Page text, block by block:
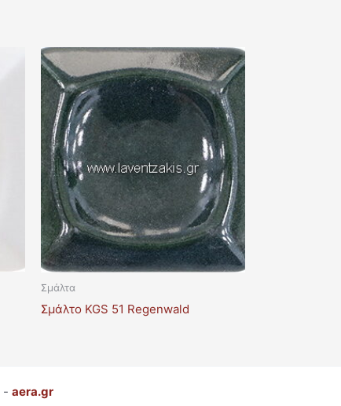
Σμάλτα
Σμάλτο KGS 51 Regenwald
- aera.gr